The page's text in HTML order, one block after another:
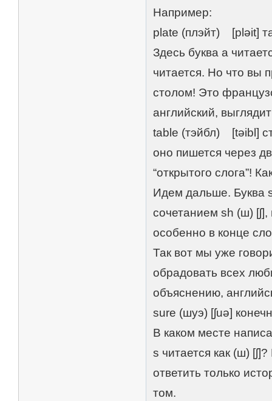
Например:
plate (плэйт) [pləit]
Здесь буква a
читается. Но что вы
столом! Это
английский,
table (тэйбл) [təibl]
оно пишется через
“открытого слога”!
Идем дальше. Буква
сочетанием sh (ш) [ʃ],
особенно в конце
Так вот мы уже
обрадовать всех
объяснению,
sure (шуэ) [ʃuə]
В каком месте
s читается как (ш)
ответить только
том.